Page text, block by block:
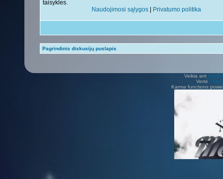
taisykles.
Naudojimosi sąlygos | Privatumo politika
Pagrindinis diskusijų puslapis
Veikia ant
Vertė Vilius
Karma functions